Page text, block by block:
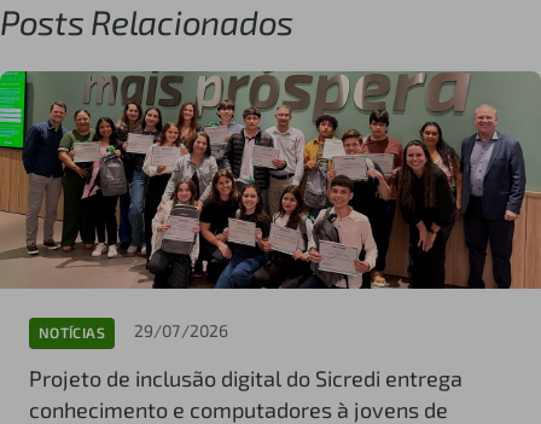
Posts Relacionados
NOTÍCIAS 29/07/2026
Projeto de inclusão digital do Sicredi entrega
conhecimento e computadores à jovens de